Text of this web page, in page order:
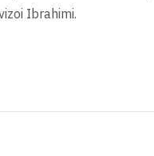
Ibrahimi.